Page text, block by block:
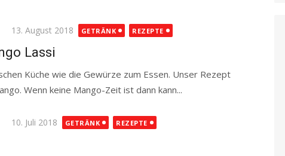
Posted
13. August 2018 GETRÄNK REZEPTE
Lassi
Küche wie die Gewürze zum Essen. Unser Rezept
Wenn keine Mango-Zeit ist dann kann...
Posted
10. Juli 2018 GETRÄNK REZEPTE